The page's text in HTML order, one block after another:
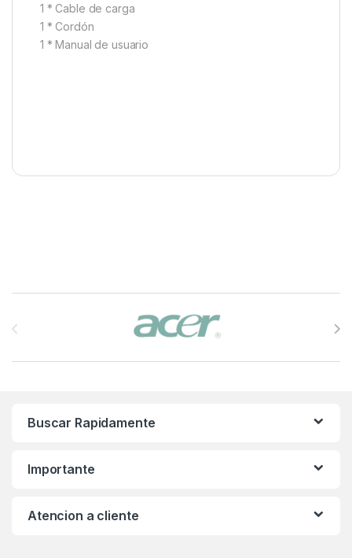
1 * Cable de carga
1 * Cordón
1 * Manual de usuario
Buscar Rapidamente
Importante
Atencion a cliente